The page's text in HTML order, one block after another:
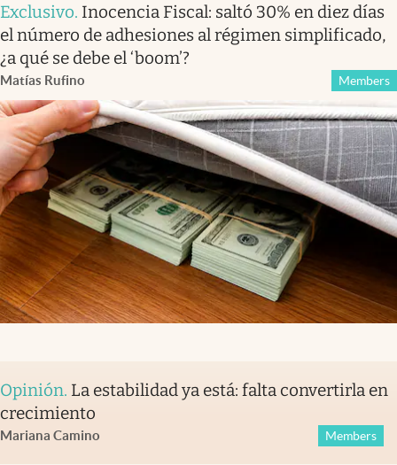
Exclusivo. Inocencia Fiscal: saltó 30% en diez días
el número de adhesiones al régimen simplificado,
¿a qué se debe el ‘boom’?
Matías Rufino Members
Opinión. La estabilidad ya está: falta convertirla en
crecimiento
Mariana Camino Members